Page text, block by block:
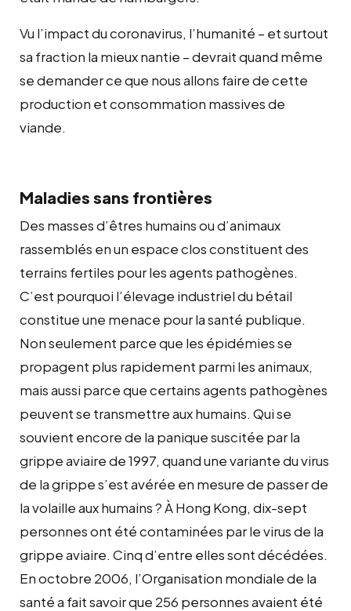
Vu l’impact du coronavirus, l’humanité – et surtout
sa fraction la mieux nantie – devrait quand même
se demander ce que nous allons faire de cette
production et consommation massives de
viande.
Maladies sans frontières
Des masses d’êtres humains ou d’animaux
rassemblés en un espace clos constituent des
terrains fertiles pour les agents pathogènes.
C’est pourquoi l’élevage industriel du bétail
constitue une menace pour la santé publique.
Non seulement parce que les épidémies se
propagent plus rapidement parmi les animaux,
mais aussi parce que certains agents pathogènes
peuvent se transmettre aux humains. Qui se
souvient encore de la panique suscitée par la
grippe aviaire de 1997, quand une variante du virus
de la grippe s’est avérée en mesure de passer de
la volaille aux humains ? À Hong Kong, dix-sept
personnes ont été contaminées par le virus de la
grippe aviaire. Cinq d’entre elles sont décédées.
En octobre 2006, l’Organisation mondiale de la
santé a fait savoir que 256 personnes avaient été